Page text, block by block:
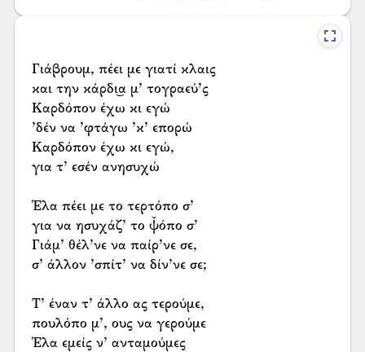
Γιάβρουμ, πέει με γιατί κλαις
και την κάρδι͜α μ’ τογραεύ’ς
Καρδόπον έχω κι εγώ
’δέν να ’φτάγω ’κ’ επορώ
Καρδόπον έχω κι εγώ,
για τ’ εσέν ανησυχώ
Έλα πέει με το τερτόπο σ’
για να ησυχάζ’ το ψ̌όπο σ’
Γιάμ’ θέλ’νε να παίρ’νε σε,
σ’ άλλον ’σπίτ’ να δίν’νε σε;
Τ’ έναν τ’ άλλο ας τερούμε,
πουλόπο μ’, ους να γερούμε
Έλα εμείς ν’ ανταμούμες